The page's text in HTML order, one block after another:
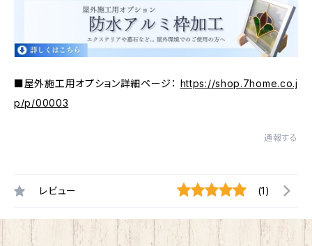
■屋外施工用オプション詳細ページ： https://shop.7home.co.j
p/p/00003
通報する
レビュー (1)